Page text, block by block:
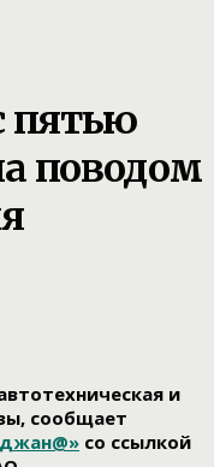
пятью
поводом
и
сообщает
со ссылкой